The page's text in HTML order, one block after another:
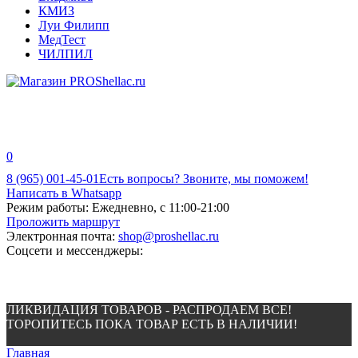
КМИЗ
Луи Филипп
МедТест
ЧИЛПИЛ
0
8 (965) 001-45-01Есть вопросы? Звоните, мы поможем!
Написать в Whatsapp
Режим работы: Ежедневно, с 11:00-21:00
Проложить маршрут
Электронная почта: shop@proshellac.ru
Соцсети и мессенджеры:
ЛИКВИДАЦИЯ ТОВАРОВ - РАСПРОДАЕМ ВСЕ!
ТОРОПИТЕСЬ ПОКА ТОВАР ЕСТЬ В НАЛИЧИИ!
Главная